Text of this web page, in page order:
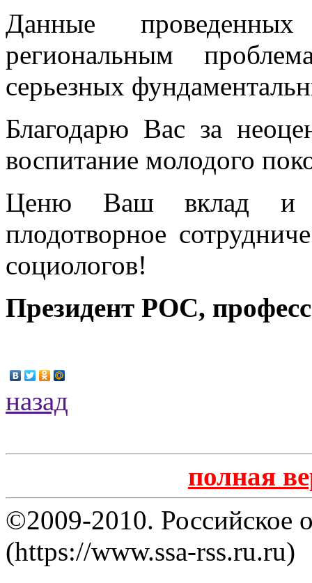
Данные
региональным
серьезных
Благодарю Вас за
воспитание молодого
Ценю Ваш вклад и
плодотворное
социологов!
Президент РОС,
назад
полная
©2009-2010. Российское
(https://www.ssa-rss.ru.ru)